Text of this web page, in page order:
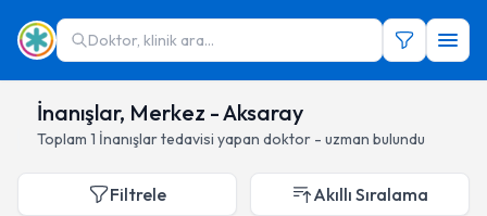
Doktor, klinik ara...
İnanışlar, Merkez - Aksaray
Toplam 1 İnanışlartedavisi yapan doktor - uzman bulundu
Filtrele Akıllı Sıralama